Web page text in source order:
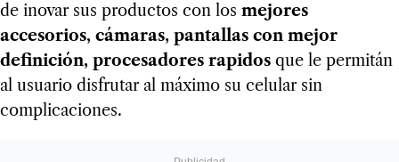
de inovar sus productos con los mejores
accesorios, cámaras, pantallas con mejor
definición, procesadores rapidos que le permitán
al usuario disfrutar al máximo su celular sin
complicaciones.